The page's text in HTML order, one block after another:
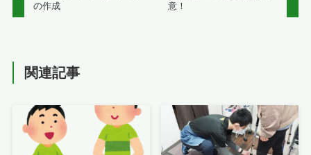
の作成
意！
関連記事